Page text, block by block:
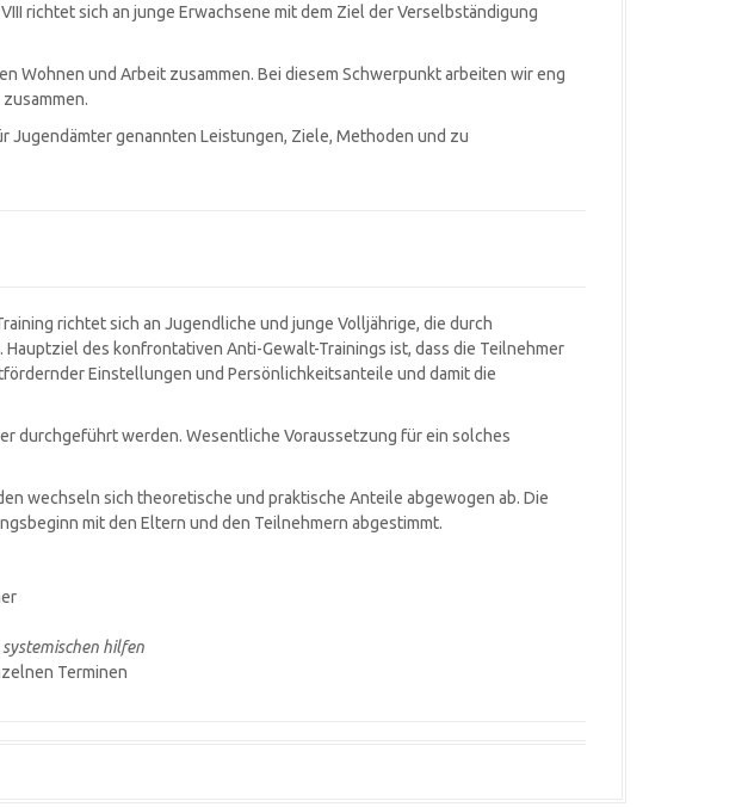
richtet sich an junge Erwachsene mit dem Ziel der Verselbständigung
Wohnen und Arbeit zusammen. Bei diesem Schwerpunkt arbeiten wir eng
genannten Leistungen, Ziele, Methoden und zu
richtet sich an Jugendliche und junge Volljährige, die durch
des konfrontativen Anti-Gewalt-Trainings ist, dass die Teilnehmer
Einstellungen und Persönlichkeitsanteile und damit die
durchgeführt werden. Wesentliche Voraussetzung für ein solches
wechseln sich theoretische und praktische Anteile abgewogen ab. Die
mit den Eltern und den Teilnehmern abgestimmt.
systemischen hilfen
Terminen